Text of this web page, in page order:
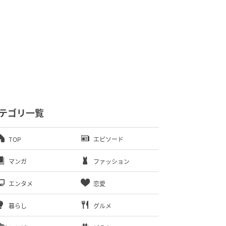
ゴリ一覧
TOP エピソード
マンガ ファッション
エンタメ 恋愛
暮らし グルメ